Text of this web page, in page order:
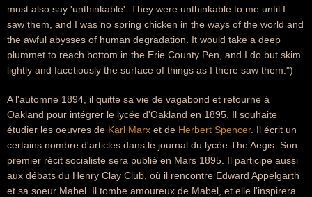
must also say 'unthinkable'. They were unthinkable to me until I
saw them, and I was no spring chicken in the ways of the world and
the awful abysses of human degradation. It would take a deep
plummet to reach bottom in the Erie County Pen, and I do but skim
lightly and facetiously the surface of things as I there saw them.")
A l'automne 1894, il quitte sa vie de vagabond et retourne à
Oakland pour intégrer le lycée d'Oakland en 1895. Il souhaite
étudier les oeuvres de Karl Marx et de Herbert Spencer. Il écrit un
certains nombre d'articles dans le journal du lycée The Aegis. Son
premier récit socialiste sera publié en Mars 1895. Il participe aussi
aux débats du Henry Clay Club, où il rencontre Edward Appelgarth
et sa soeur Mabel. Il tombe amoureux de Mabel, et elle l'inspirera